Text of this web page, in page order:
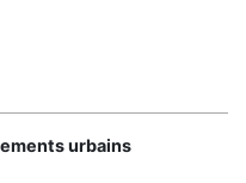
urbains